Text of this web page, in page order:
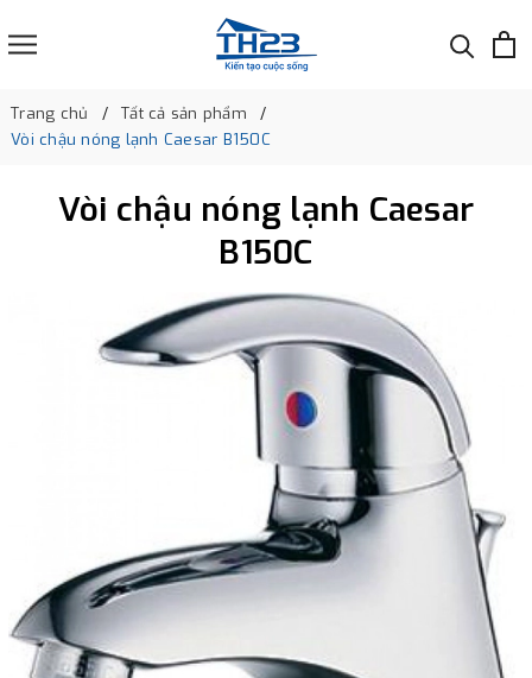
Trang chủ
Tất cả sản phẩm
Vòi chậu nóng lạnh Caesar B150C
Vòi chậu nóng lạnh Caesar
B150C